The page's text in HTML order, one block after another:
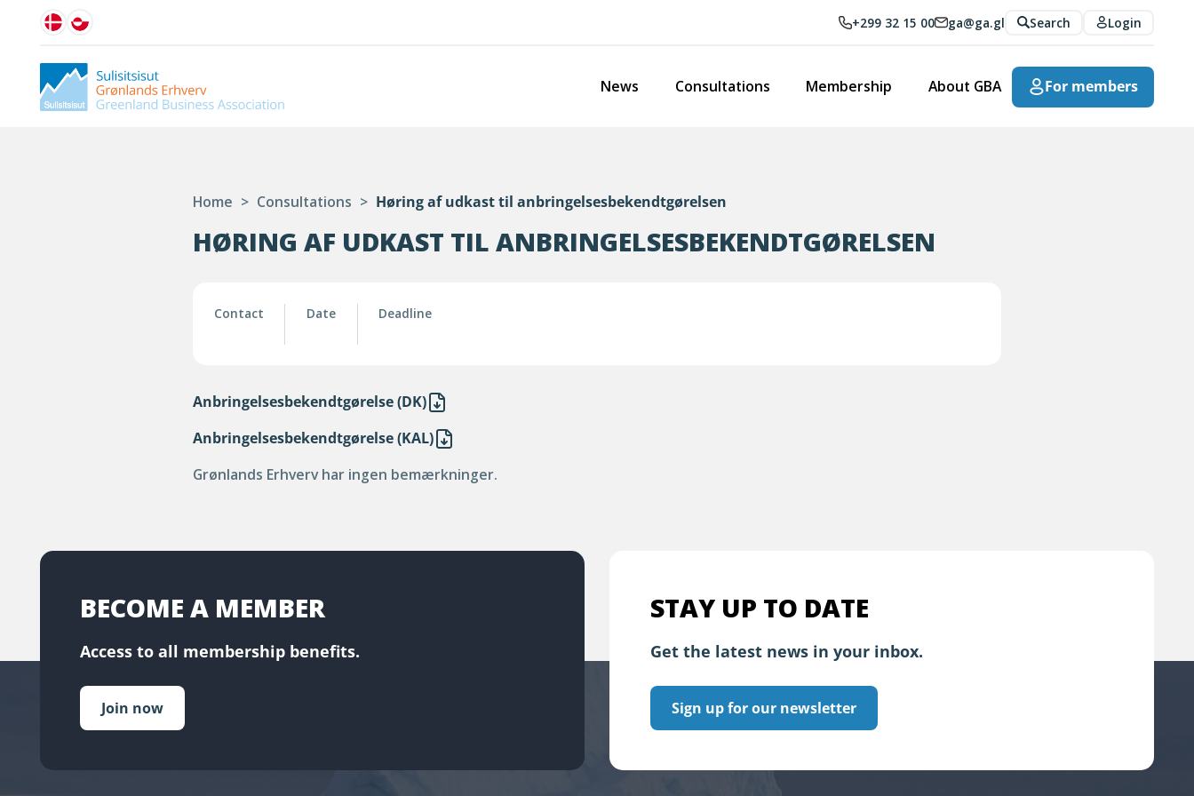
+299 32 15 00 ga@ga.gl Search Login
News Consultations Membership About GBA For members
Home > Consultations > Høring af udkast til anbringelsesbekendtgørelsen
HØRING AF UDKAST TIL ANBRINGELSESBEKENDTGØRELSEN
Contact Date Deadline
Anbringelsesbekendtgørelse (DK)
Anbringelsesbekendtgørelse (KAL)
Grønlands Erhverv har ingen bemærkninger.
BECOME A MEMBER
Access to all membership benefits.
Join now
STAY UP TO DATE
Get the latest news in your inbox.
Sign up for our newsletter